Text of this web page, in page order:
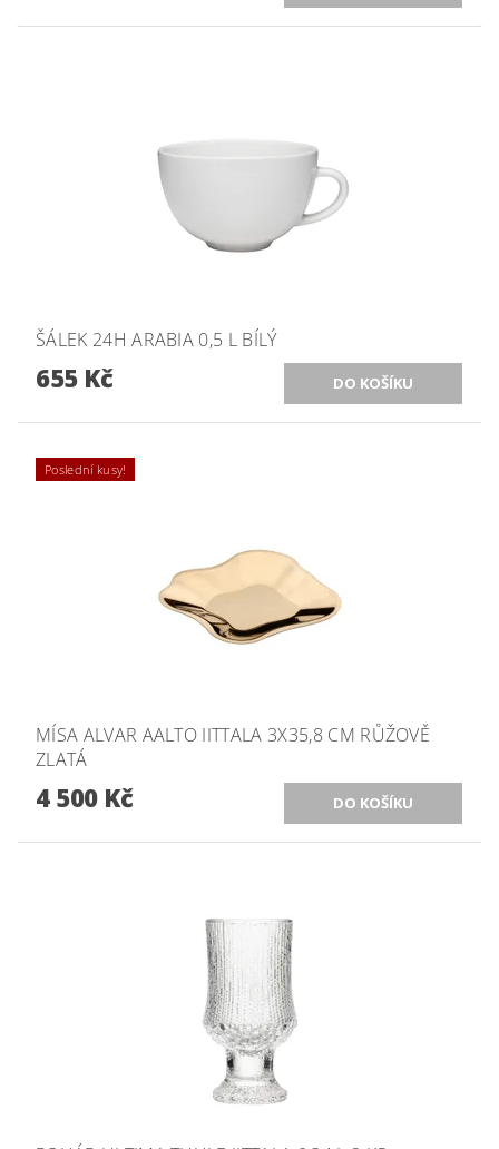
ŠÁLEK 24H ARABIA 0,5 L BÍLÝ
655 Kč
Poslední kusy!
MÍSA ALVAR AALTO IITTALA 3X35,8 CM RŮŽOVĚ
ZLATÁ
4 500 Kč